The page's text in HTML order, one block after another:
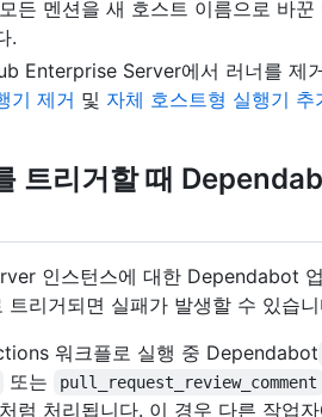
든 멘션을 새 호스트 이름으로 바
.
Enterprise Server에서 러너를 제
기 제거 및 자체 호스트형 실행기 추
트리거할 때
인스턴스에 대한 Dependabot
리거되면 실패가 발생할 수 있습니
워크플로 실행 중 Dependabot
또는 pull_request_review_comment
럼 처리됩니다. 이 경우 다른 작업